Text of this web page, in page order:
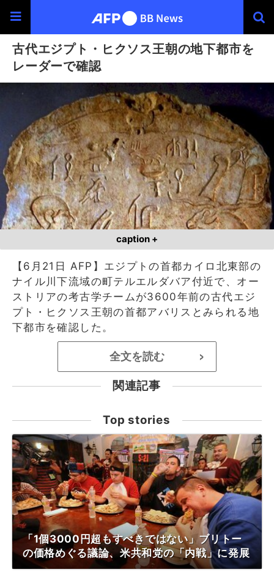
古代エジプト・ヒクソス王朝の地下都市を
レーダーで確認
caption +
【6月21日 AFP】エジプトの首都カイロ北東部の
ナイル川下流域の町テルエルダバア付近で、オー
ストリアの考古学チームが3600年前の古代エジ
プト・ヒクソス王朝の首都アバリスとみられる地
下都市を確認した。
全文を読む >
関連記事
Top stories
「1個3000円超もすべきではない」ブリトー
の価格めぐる議論、米共和党の「内戦」に発展